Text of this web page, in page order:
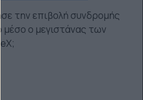
την επιβολή συνδρομής
μέσο ο μεγιστάνας των